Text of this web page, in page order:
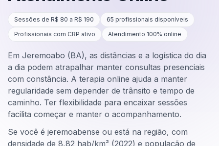
Sessões de R$ 80 a R$ 190 65 profissionais disponíveis
Profissionais com CRP ativo
Atendimento 100% online
Em Jeremoabo (BA), as distâncias e a logística do dia
a dia podem atrapalhar manter consultas presenciais
com constância. A terapia online ajuda a manter
regularidade sem depender de trânsito e tempo de
caminho. Ter flexibilidade para encaixar sessões
facilita começar e manter o acompanhamento.
Se você é jeremoabense ou está na região, com
densidade de 8,82 hab/km² (2022) e população de